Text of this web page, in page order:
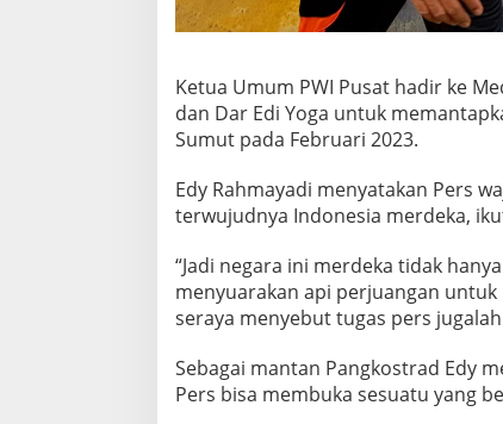
Ketua Umum PWI Pusat hadir ke
dan Dar Edi Yoga untuk
Sumut pada Februari 2023.
Edy Rahmayadi menyatakan Pers
terwujudnya Indonesia merdeka,
“Jadi negara ini merdeka tidak
menyuarakan api perjuangan untuk
seraya menyebut tugas pers
Sebagai mantan Pangkostrad Edy
Pers bisa membuka sesuatu yang